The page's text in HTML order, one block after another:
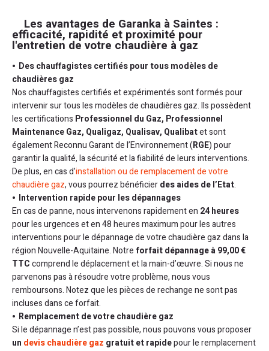
Les avantages de Garanka à Saintes :
efficacité, rapidité et proximité pour
l'entretien de votre chaudière à gaz
Des chauffagistes certifiés pour tous modèles de
chaudières gaz
Nos chauffagistes certifiés et expérimentés sont formés pour
intervenir sur tous les modèles de chaudières gaz. Ils possèdent
les certifications Professionnel du Gaz, Professionnel
Maintenance Gaz, Qualigaz, Qualisav, Qualibatet sont
également Reconnu Garant de l’Environnement (RGE) pour
garantir la qualité, la sécurité et la fiabilité de leurs interventions.
De plus, en cas d’installation ou de remplacement de votre
chaudière gaz, vous pourrez bénéficierdes aides de l’Etat.
Intervention rapide pour les dépannages
En cas de panne, nous intervenons rapidement en 24 heures
pour les urgences et en 48 heures maximum pour les autres
interventions pour le dépannage de votre chaudière gaz dans la
région Nouvelle-Aquitaine. Notre forfait dépannage à 99,00 €
TTCcomprend le déplacement et la main-d’œuvre. Si nous ne
parvenons pas à résoudre votre problème, nous vous
remboursons. Notez que les pièces de rechange ne sont pas
incluses dans ce forfait.
Remplacement de votre chaudière gaz
Si le dépannage n’est pas possible, nous pouvons vous proposer
un devis chaudière gaz gratuit et rapidepour le remplacement